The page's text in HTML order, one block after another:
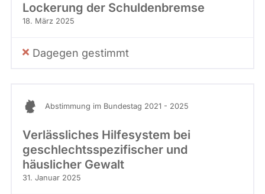
Lockerung der Schuldenbremse
18. März 2025
Dagegen gestimmt
Abstimmung im Bundestag 2021 - 2025
Verlässliches Hilfesystem bei
geschlechtsspezifischer und
häuslicher Gewalt
31. Januar 2025